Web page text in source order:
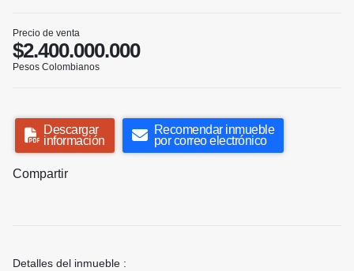
Precio de venta
$2.400.000.000
Pesos Colombianos
Descargar
información
Recomendar inmueble
por correo electrónico
Compartir
Detalles del inmueble :